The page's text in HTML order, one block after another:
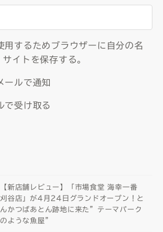
用するためブラウザーに自分の名
イトを保存する。
ールで通知
で受け取る
【新店舗レビュー】「市場食堂 海幸一番
刈谷店」が4月24日グランドオープン！と
んかつばあとん跡地に来た”テーマパーク
のような魚屋”